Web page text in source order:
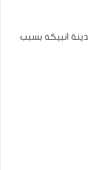
مدينة انبيكه بسبب